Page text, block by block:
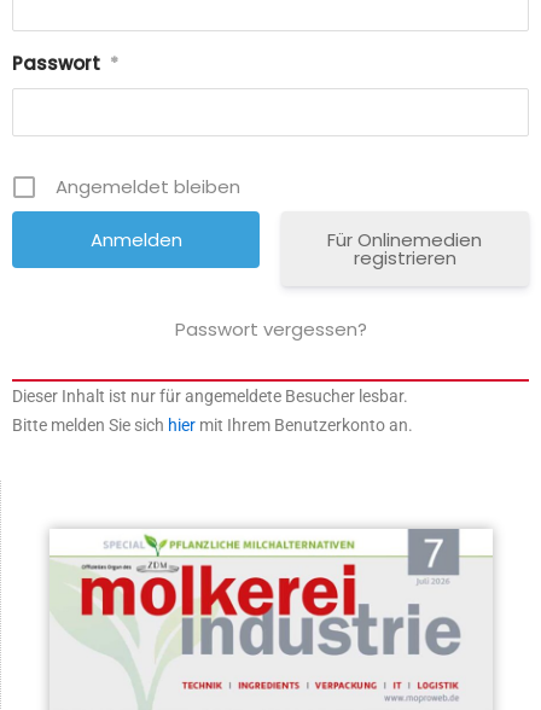
Passwort *
Angemeldet bleiben
Für Onlinemedien
registrieren
Passwort vergessen?
Dieser Inhalt ist nur für angemeldete Besucher lesbar.
Bitte melden Sie sich hier mit Ihrem Benutzerkonto an.